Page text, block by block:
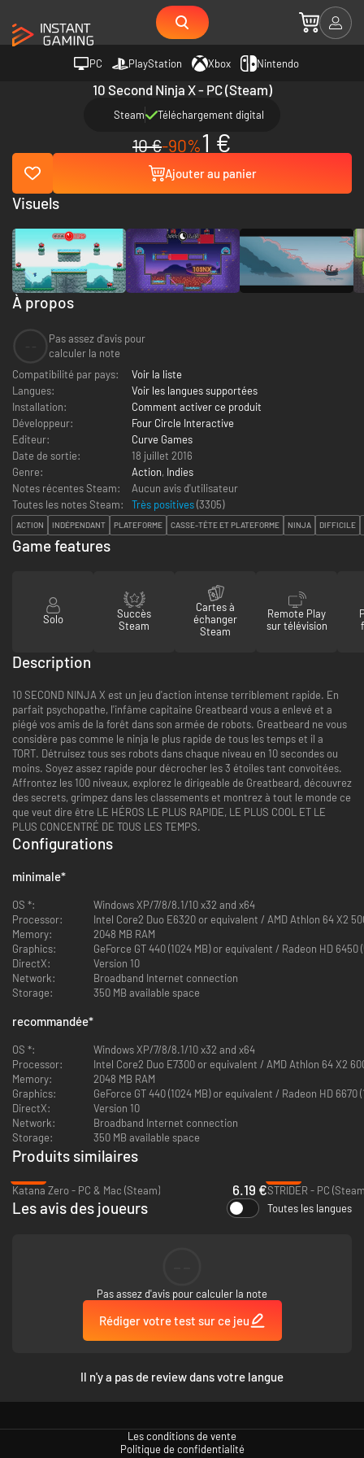
PC PlayStation Xbox Nintendo
10 Second Ninja X - PC (Steam)
Steam Téléchargement digital
10 €-90%1 €
Ajouter au panier
À propos
Pas assez d'avis pour
calculer la note
Compatibilité par pays:
Voir la liste
Langues:
Voir les langues supportées
Installation:
Comment activer ce produit
Développeur:
Four Circle Interactive
Editeur:
Curve Games
Date de sortie:
18 juillet 2016
Genre:
Action, Indies
Notes récentes Steam:
Aucun avis d'utilisateur
Toutes les notes Steam:
Très positives(3305)
ACTION INDÉPENDANT PLATEFORME CASSE-TÊTE ET PLATEFORME NINJA DIFFICILE
Visuels
Game features
Solo
Succès
Steam
Cartes à
échanger
Steam
Remote Play
sur télévision
Description
10 SECOND NINJA X est un jeu d'action intense terriblement rapide. En
parfait psychopathe, l'infâme capitaine Greatbeard vous a enlevé et a
piégé vos amis de la forêt dans son armée de robots. Greatbeard ne vous
considère pas comme le ninja le plus rapide de tous les temps et il a
TORT. Détruisez tous ses robots dans chaque niveau en 10 secondes ou
moins. Soyez assez rapide pour décrocher les 3 étoiles tant convoitées.
Affrontez les 100 niveaux, explorez le dirigeable de Greatbeard, découvrez
des secrets, grimpez dans les classements et montrez à tout le monde ce
que veut dire être LE HÉROS LE PLUS RAPIDE, LE PLUS COOL ET LE
PLUS CONCENTRÉ DE TOUS LES TEMPS.
Configurations
minimale*
OS *:
Windows XP/7/8/8.1/10 x32 and x64
Processor:
Intel Core2 Duo E6320 or equivalent
Memory:
2048 MB RAM
Graphics:
GeForce GT 440 (1024 MB) or equivalent / Radeon HD
DirectX:
Version 10
Network:
Broadband Internet connection
Storage:
350 MB available space
recommandée*
OS *:
Windows XP/7/8/8.1/10 x32 and x64
Processor:
Intel Core2 Duo E7300 or equivalent / AMD Athlon 64 X2
Memory:
2048 MB RAM
Graphics:
GeForce GT 440 (1024 MB) or equivalent / Radeon HD
DirectX:
Version 10
Network:
Broadband Internet connection
Storage:
350 MB available space
Produits similaires
Katana Zero - PC & Mac (Steam)
6.19 €STRIDER - PC
Les avis des joueurs Toutes les langues
Pas assez d'avis pour calculer la note
Rédiger votre test sur ce jeu
Il n'y a pas de review dans votre langue
Les conditions de vente
Politique de confidentialité